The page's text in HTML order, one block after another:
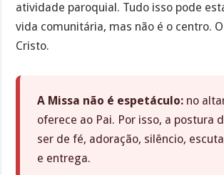
atividade paroquial. Tudo isso pode
vida comunitária, mas não é o centro.
Cristo.
A Missa não é espetáculo: no
oferece ao Pai. Por isso, a postura
ser de fé, adoração, silêncio,
e entrega.